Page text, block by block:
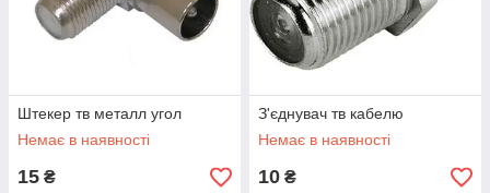
Штекер тв металл угол
Немає в наявності
15 ₴
З'єднувач тв кабелю
Немає в наявності
10 ₴